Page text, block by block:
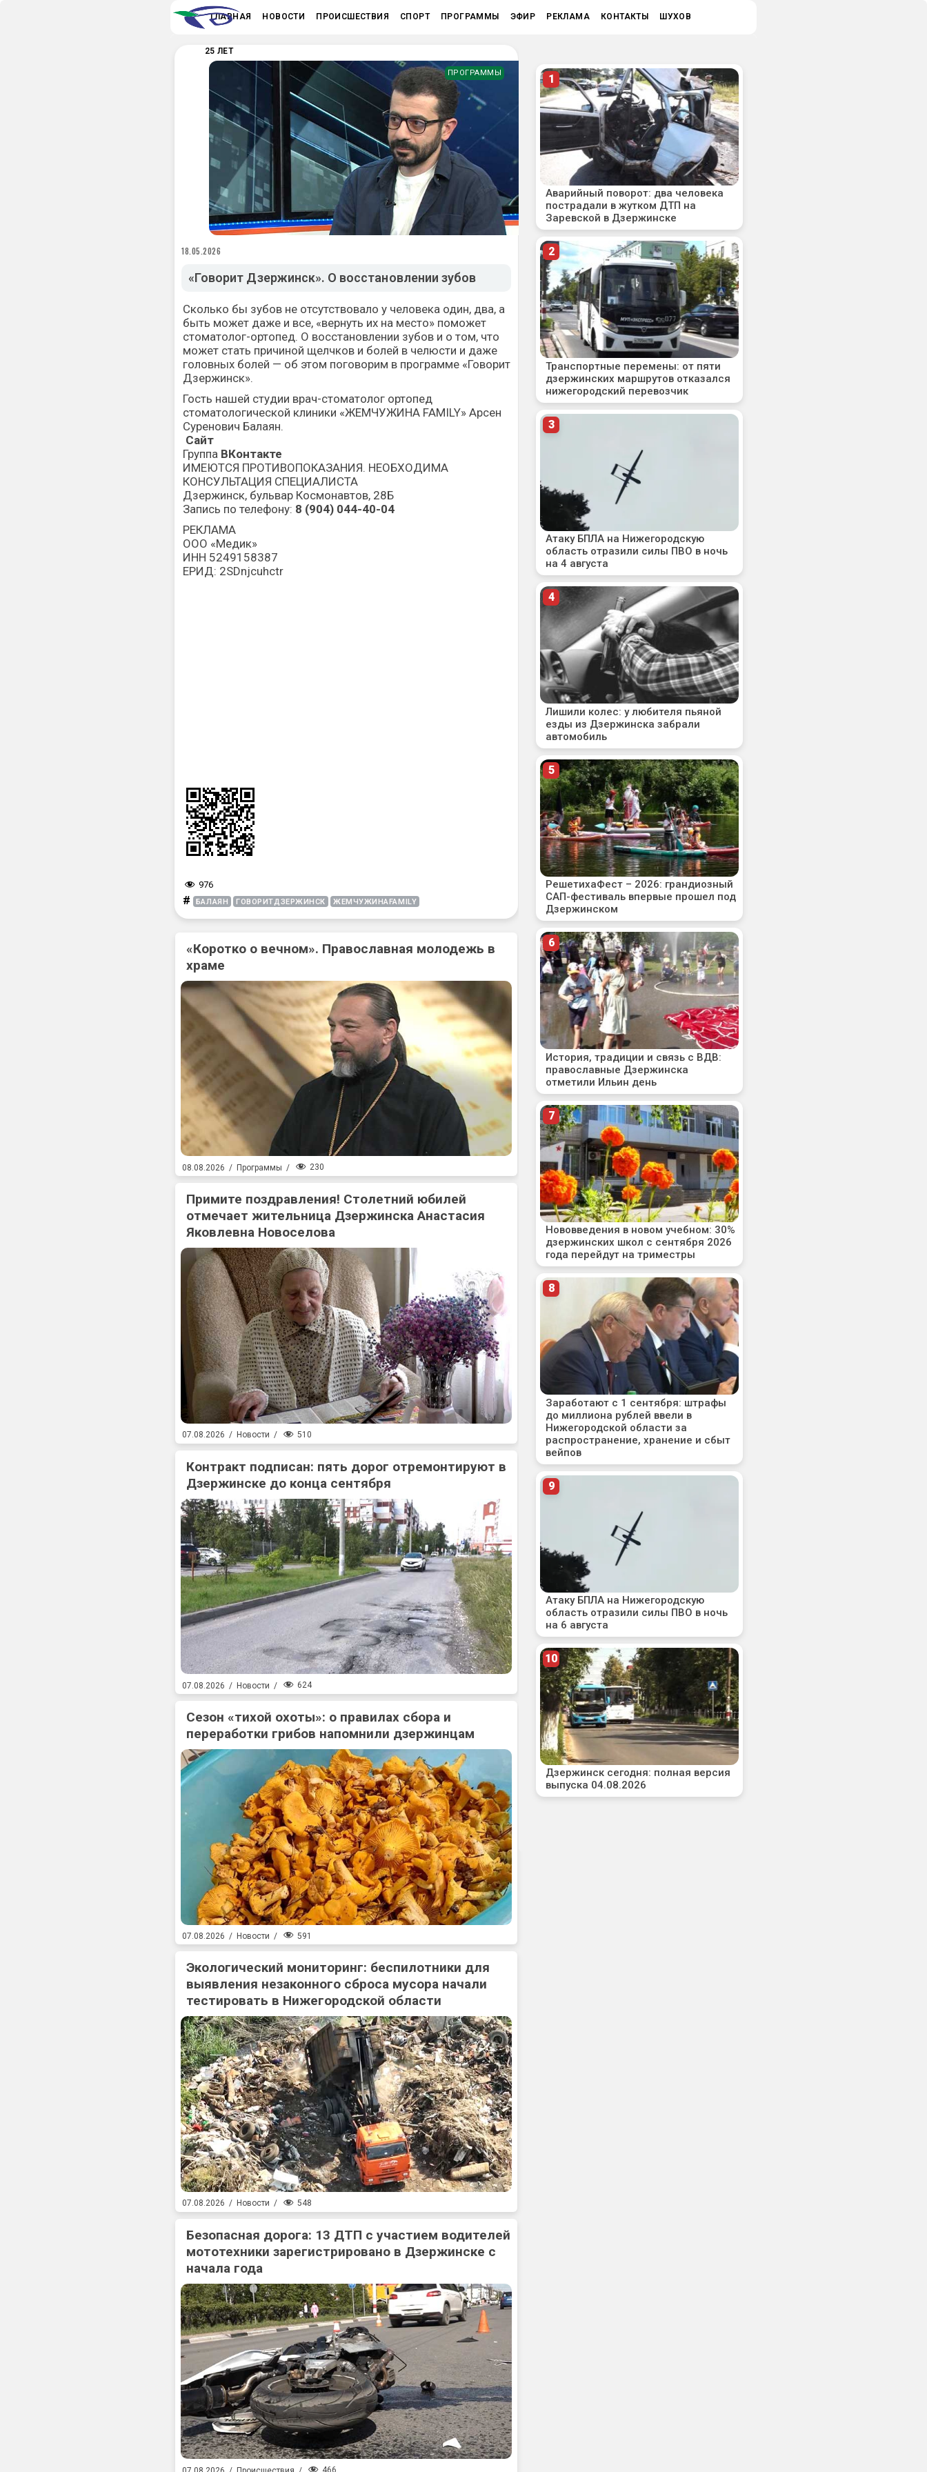
ГЛАВНАЯ НОВОСТИ ПРОИСШЕСТВИЯ СПОРТ ПРОГРАММЫ ЭФИР РЕКЛАМА КОНТАКТЫ ШУХОВ
25 ЛЕТ
ПРОГРАММЫ
18.05.2026
«Говорит Дзержинск». О восстановлении зубов
Сколько бы зубов не отсутствовало у человека один, два, а
быть может даже и все, «вернуть их на место» поможет
стоматолог-ортопед. О восстановлении зубов и о том, что
может стать причиной щелчков и болей в челюсти и даже
головных болей — об этом поговорим в программе «Говорит
Дзержинск».
Гость нашей студии врач-стоматолог ортопед
стоматологической клиники «ЖЕМЧУЖИНА FAMILY» Арсен
Суренович Балаян.
Сайт
Группа ВКонтакте
ИМЕЮТСЯ ПРОТИВОПОКАЗАНИЯ. НЕОБХОДИМА
КОНСУЛЬТАЦИЯ СПЕЦИАЛИСТА
Дзержинск, бульвар Космонавтов, 28Б
Запись по телефону: 8 (904) 044-40-04
РЕКЛАМА
ООО «Медик»
ИНН 5249158387
ЕРИД: 2SDnjcuhctr
976
# БАЛАЯН ГОВОРИТДЗЕРЖИНСК ЖЕМЧУЖИНАFAMILY
«Коротко о вечном». Православная молодежь в
храме
08.08.2026 / Программы / 230
Примите поздравления! Столетний юбилей
отмечает жительница Дзержинска Анастасия
Яковлевна Новоселова
07.08.2026 / Новости / 510
Контракт подписан: пять дорог отремонтируют в
Дзержинске до конца сентября
07.08.2026 / Новости / 624
Сезон «тихой охоты»: о правилах сбора и
переработки грибов напомнили дзержинцам
07.08.2026 / Новости / 591
Экологический мониторинг: беспилотники для
выявления незаконного сброса мусора начали
тестировать в Нижегородской области
07.08.2026 / Новости / 548
Безопасная дорога: 13 ДТП с участием водителей
мототехники зарегистрировано в Дзержинске с
начала года